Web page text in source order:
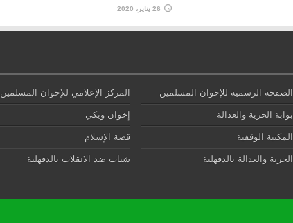
26 يناير، 2020
الصفحة الرسمية للإخوان المسلمين المركز الإعلامي للإخوان المسلمين
بوابة الحرية والعدالة إخوان ويكي
المكتبة الوقفية قصة الإسلام
الحرية والعدالة بالدقهلية شباب ضد الانقلاب بالدقهلية